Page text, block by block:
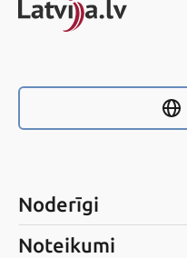
Noderīgi
Noteikumi